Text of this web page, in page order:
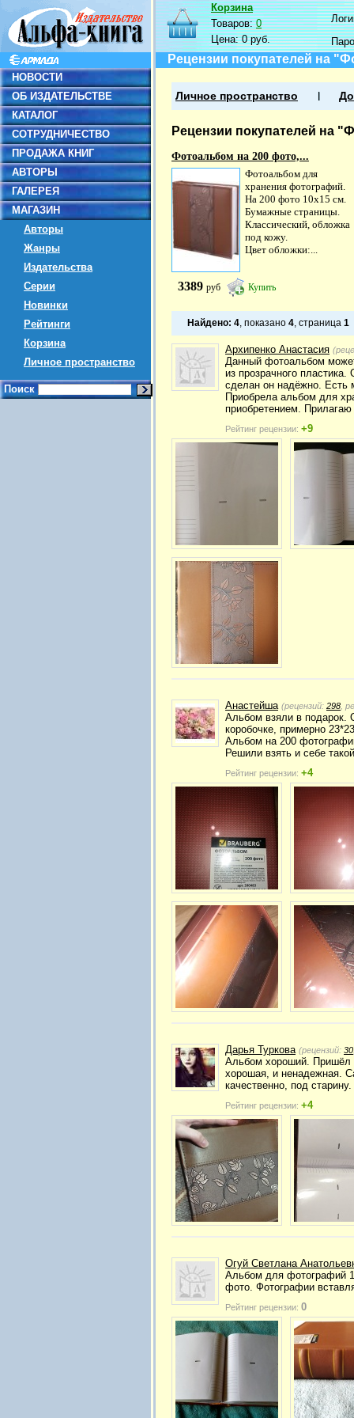
НОВОСТИ
ОБ ИЗДАТЕЛЬСТВЕ
КАТАЛОГ
СОТРУДНИЧЕСТВО
ПРОДАЖА КНИГ
АВТОРЫ
ГАЛЕРЕЯ
МАГАЗИН
Авторы
Жанры
Издательства
Серии
Новинки
Рейтинги
Корзина
Личное пространство
Поиск
Корзина
Товаров:0
Цена:0 руб.
Рецензии покупателей на
Личное пространство
Рецензии покупателей на
Фотоальбом на 200 фото,...
Фотоальбом для
хранения фотографий.
На 200 фото 10х15 см.
Бумажные страницы.
Классический, обложка
под кожу.
Цвет обложки:...
3389 руб Купить
Найдено: 4, показано 4, страница 1
Архипенко Анастасия
Данный фотоальбом
из прозрачного
сделан он надёжно. Есть
Приобрела альбом для
приобретением.
Рейтинг рецензии: +9
Анастейша (рецензий: 298 ,
Альбом взяли в подарок.
коробочке, примерно
Альбом на 200
Решили взять и себе
Рейтинг рецензии: +4
Дарья Туркова (рецензий: 30
Альбом хороший. Пришёл
хорошая, и ненадежная.
качественно, под
Рейтинг рецензии: +4
Огуй Светлана
Альбом для фотографий
фото. Фотографии
Рейтинг рецензии: 0